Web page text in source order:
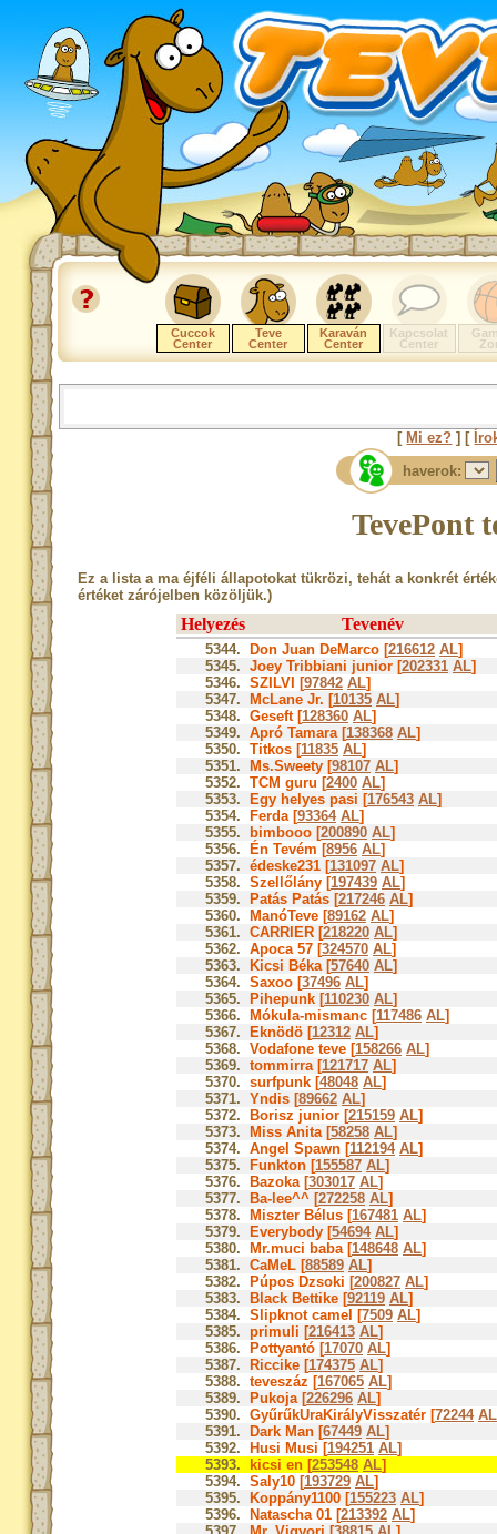
Cuccok
Center
Teve
Center
Karaván
Center
Kapcsolat
Center
[ Mi ez? ] [
haverok:
TevePont
Ez a lista a ma éjféli állapotokat tükrözi, tehát a konkrét
értéket zárójelben közöljük.)
Helyezés Tevenév
5344. Don Juan DeMarco [216612 AL]
5345. Joey Tribbiani junior [202331 AL]
5346. SZILVI [97842 AL]
5347.
McLane Jr. [10135 AL]
5348. Geseft [128360 AL]
5349. Apró Tamara [138368 AL]
5350. Titkos [11835 AL]
5351.
Ms.Sweety [98107 AL]
5352. TCM guru [2400 AL]
5353.
Egy helyes pasi [176543 AL]
5354.
Ferda [93364 AL]
5355.
bimbooo [200890 AL]
5356.
Én Tevém [8956 AL]
5357. édeske231 [131097 AL]
5358. Szellőlány [197439 AL]
5359.
Patás Patás [217246 AL]
5360.
ManóTeve [89162 AL]
5361. CARRIER [218220 AL]
5362. Apoca 57 [324570 AL]
5363.
Kicsi Béka [57640 AL]
5364. Saxoo [37496 AL]
5365.
Pihepunk [110230 AL]
5366.
Mókula-mismanc [117486 AL]
5367.
Eknödö [12312 AL]
5368. Vodafone teve [158266 AL]
5369. tommirra [121717 AL]
5370. surfpunk [48048 AL]
5371. Yndis [89662 AL]
5372.
Borisz junior [215159 AL]
5373.
Miss Anita [58258 AL]
5374. Angel Spawn [112194 AL]
5375.
Funkton [155587 AL]
5376.
Bazoka [303017 AL]
5377.
Ba-lee^^ [272258 AL]
5378.
Miszter Bélus [167481 AL]
5379.
Everybody [54694 AL]
5380.
Mr.muci baba [148648 AL]
5381. CaMeL [88589 AL]
5382.
Púpos Dzsoki [200827 AL]
5383.
Black Bettike [92119 AL]
5384. Slipknot camel [7509 AL]
5385. primuli [216413 AL]
5386.
Pottyantó [17070 AL]
5387.
Riccike [174375 AL]
5388. teveszáz [167065 AL]
5389.
Pukoja [226296 AL]
5390. GyűrűkUraKirályVisszatér [72244 AL
5391.
Dark Man [67449 AL]
5392.
Husi Musi [194251 AL]
5393.
kicsi en [253548 AL]
5394. Saly10 [193729 AL]
5395.
Koppány1100 [155223 AL]
5396.
Natascha 01 [213392 AL]